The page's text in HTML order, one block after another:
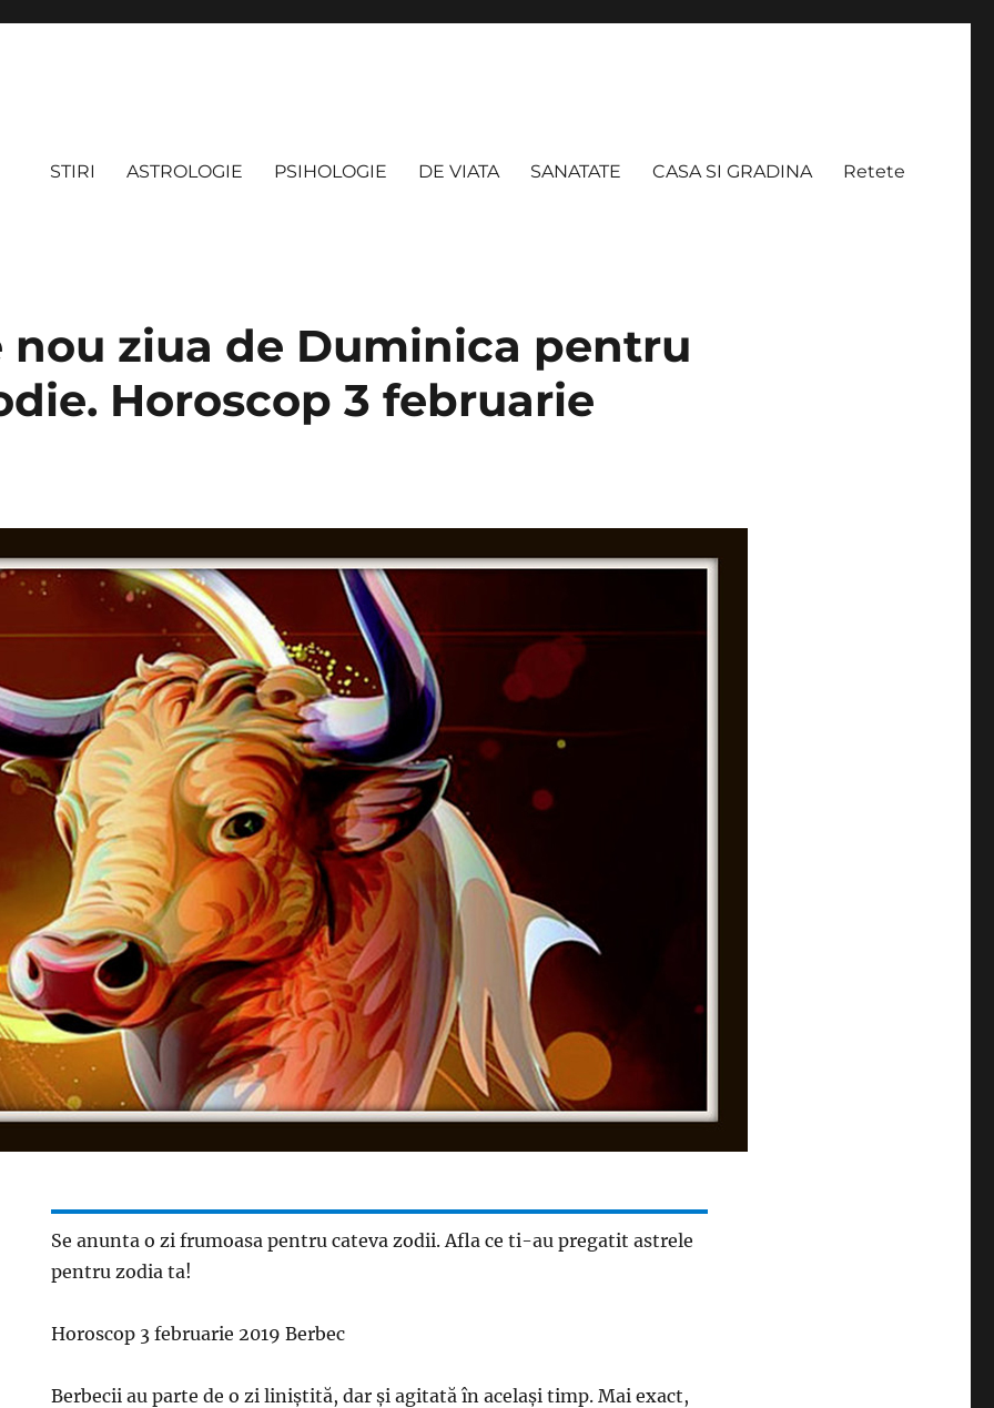
STIRI ASTROLOGIE PSIHOLOGIE DE VIATA SANATATE CASA SI GRADINA Retete
nou ziua de Duminica pentru
Horoscop 3 februarie
Se anunta o zi frumoasa pentru cateva zodii. Afla ce ti-au pregatit astrele
pentru zodia ta!
Horoscop 3 februarie 2019 Berbec
Berbecii au parte de o zi liniştită, dar şi agitată în acelaşi timp. Mai exact,